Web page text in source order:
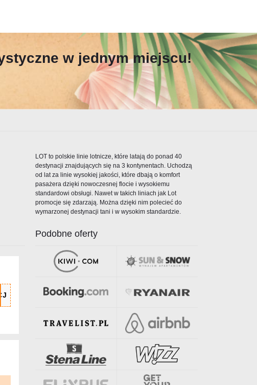
w jednym miejscu!
LOT to polskie linie lotnicze, które latają do ponad 40
destynacji znajdujących się na 3 kontynentach. Uchodzą
od lat za linie wysokiej jakości, które dbają o komfort
pasażera dzięki nowoczesnej flocie i wysokiemu
standardowi obsługi. Nawet w takich liniach jak Lot
promocje się zdarzają. Można dzięki nim polecieć do
wymarzonej destynacji tani i w wysokim standardzie.
Podobne oferty